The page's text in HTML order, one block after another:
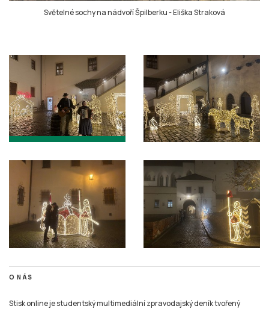
Světelné sochy na nádvoří Špilberku-Eliška Straková
O NÁS
Stisk online je studentský multimediální zpravodajský deník tvořený